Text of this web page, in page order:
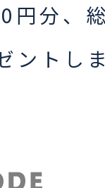
円分、
ントし